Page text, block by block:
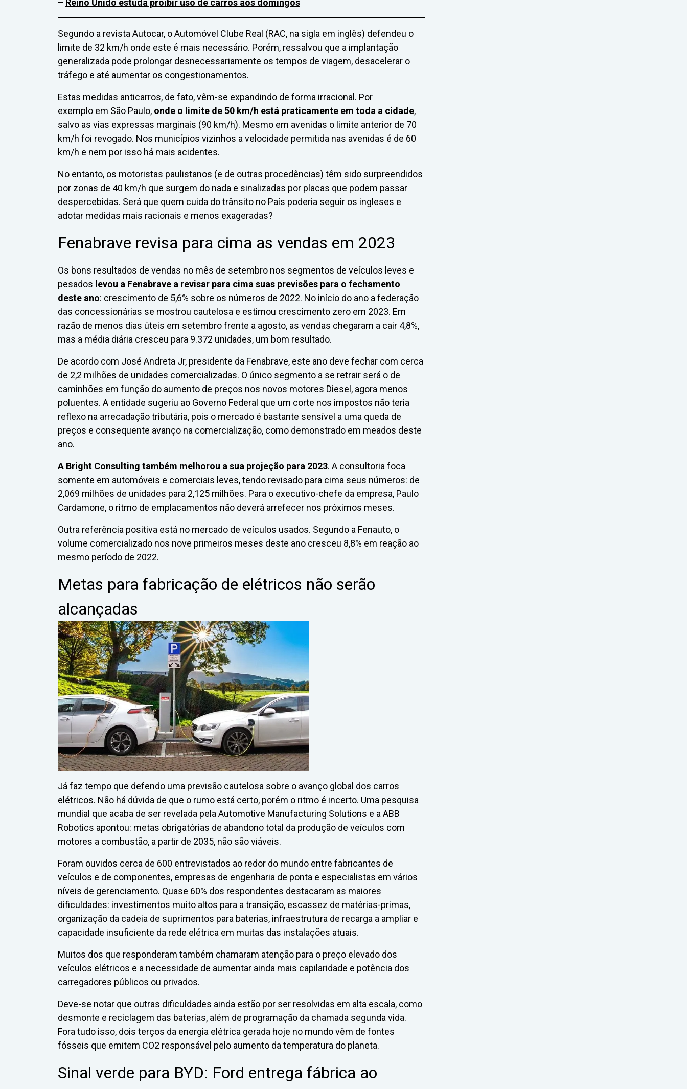
– Reino Unido estuda proibir uso de carros aos domingos
Segundo a revista Autocar, o Automóvel Clube Real (RAC, na sigla em inglês) defendeu o
limite de 32 km/h onde este é mais necessário. Porém, ressalvou que a implantação
generalizada pode prolongar desnecessariamente os tempos de viagem, desacelerar o
tráfego e até aumentar os congestionamentos.
Estas medidas anticarros, de fato, vêm-se expandindo de forma irracional. Por
exemplo em São Paulo, onde o limite de 50 km/h está praticamente em toda a cidade,
salvo as vias expressas marginais (90 km/h). Mesmo em avenidas o limite anterior de 70
km/h foi revogado. Nos municípios vizinhos a velocidade permitida nas avenidas é de 60
km/h e nem por isso há mais acidentes.
No entanto, os motoristas paulistanos (e de outras procedências) têm sido surpreendidos
por zonas de 40 km/h que surgem do nada e sinalizadas por placas que podem passar
despercebidas. Será que quem cuida do trânsito no País poderia seguir os ingleses e
adotar medidas mais racionais e menos exageradas?
Fenabrave revisa para cima as vendas em 2023
Os bons resultados de vendas no mês de setembro nos segmentos de veículos leves e
pesados levou a Fenabrave a revisar para cima suas previsões para o fechamento
deste ano: crescimento de 5,6% sobre os números de 2022. No início do ano a federação
das concessionárias se mostrou cautelosa e estimou crescimento zero em 2023. Em
razão de menos dias úteis em setembro frente a agosto, as vendas chegaram a cair 4,8%,
mas a média diária cresceu para 9.372 unidades, um bom resultado.
De acordo com José Andreta Jr, presidente da Fenabrave, este ano deve fechar com cerca
de 2,2 milhões de unidades comercializadas. O único segmento a se retrair será o de
caminhões em função do aumento de preços nos novos motores Diesel, agora menos
poluentes. A entidade sugeriu ao Governo Federal que um corte nos impostos não teria
reflexo na arrecadação tributária, pois o mercado é bastante sensível a uma queda de
preços e consequente avanço na comercialização, como demonstrado em meados deste
ano.
A Bright Consulting também melhorou a sua projeção para 2023. A consultoria foca
somente em automóveis e comerciais leves, tendo revisado para cima seus números: de
2,069 milhões de unidades para 2,125 milhões. Para o executivo-chefe da empresa, Paulo
Cardamone, o ritmo de emplacamentos não deverá arrefecer nos próximos meses.
Outra referência positiva está no mercado de veículos usados. Segundo a Fenauto, o
volume comercializado nos nove primeiros meses deste ano cresceu 8,8% em reação ao
mesmo período de 2022.
Metas para fabricação de elétricos não serão
alcançadas
Já faz tempo que defendo uma previsão cautelosa sobre o avanço global dos carros
elétricos. Não há dúvida de que o rumo está certo, porém o ritmo é incerto. Uma pesquisa
mundial que acaba de ser revelada pela Automotive Manufacturing Solutions e a ABB
Robotics apontou: metas obrigatórias de abandono total da produção de veículos com
motores a combustão, a partir de 2035, não são viáveis.
Foram ouvidos cerca de 600 entrevistados ao redor do mundo entre fabricantes de
veículos e de componentes, empresas de engenharia de ponta e especialistas em vários
níveis de gerenciamento. Quase 60% dos respondentes destacaram as maiores
dificuldades: investimentos muito altos para a transição, escassez de matérias-primas,
organização da cadeia de suprimentos para baterias, infraestrutura de recarga a ampliar e
capacidade insuficiente da rede elétrica em muitas das instalações atuais.
Muitos dos que responderam também chamaram atenção para o preço elevado dos
veículos elétricos e a necessidade de aumentar ainda mais capilaridade e potência dos
carregadores públicos ou privados.
Deve-se notar que outras dificuldades ainda estão por ser resolvidas em alta escala, como
desmonte e reciclagem das baterias, além de programação da chamada segunda vida.
Fora tudo isso, dois terços da energia elétrica gerada hoje no mundo vêm de fontes
fósseis que emitem CO2 responsável pelo aumento da temperatura do planeta.
Sinal verde para BYD: Ford entrega fábrica ao